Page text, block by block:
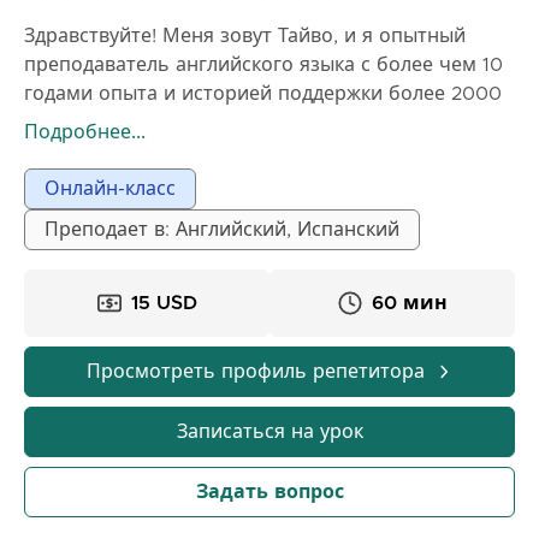
Здравствуйте! Меня зовут Тайво, и я опытный
преподаватель английского языка с более чем 10
годами опыта и историей поддержки более 2000
студентов из разных стран и с разным
учащимся в развитии реальной уверенности в
говорении, аудировании, произношении и
академическом английском. За эти годы я
том числе со студентами, которые когда-то
или боялись говорить по-английски. Наблюдать,
как они становятся уверенными
коммуникаторами, — самая ценная часть моей
работы. Мои уроки структурированы,
увлекательны и полностью персонализированы в
соответствии с вашими целями. Я сочетаю
Подробнее...
Онлайн-класс
Преподает в: Английский, Испанский
15 USD 60 мин
Просмотреть профиль репетитора
Записаться на урок
Задать вопрос